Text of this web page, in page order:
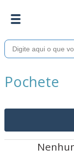
Pochete